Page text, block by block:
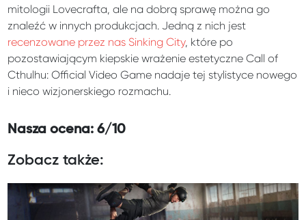
mitologii Lovecrafta, ale na dobrą sprawę można go
znaleźć w innych produkcjach. Jedną z nich jest
recenzowane przez nas Sinking City, które po
pozostawiającym kiepskie wrażenie estetyczne Call of
Cthulhu: Official Video Game nadaje tej stylistyce nowego
i nieco wizjonerskiego rozmachu.
Nasza ocena: 6/10
Zobacz także: